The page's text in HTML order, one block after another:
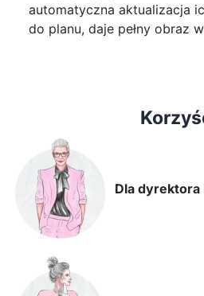
automatyczna aktualizacja
do planu, daje pełny obraz
Dla dyrektora